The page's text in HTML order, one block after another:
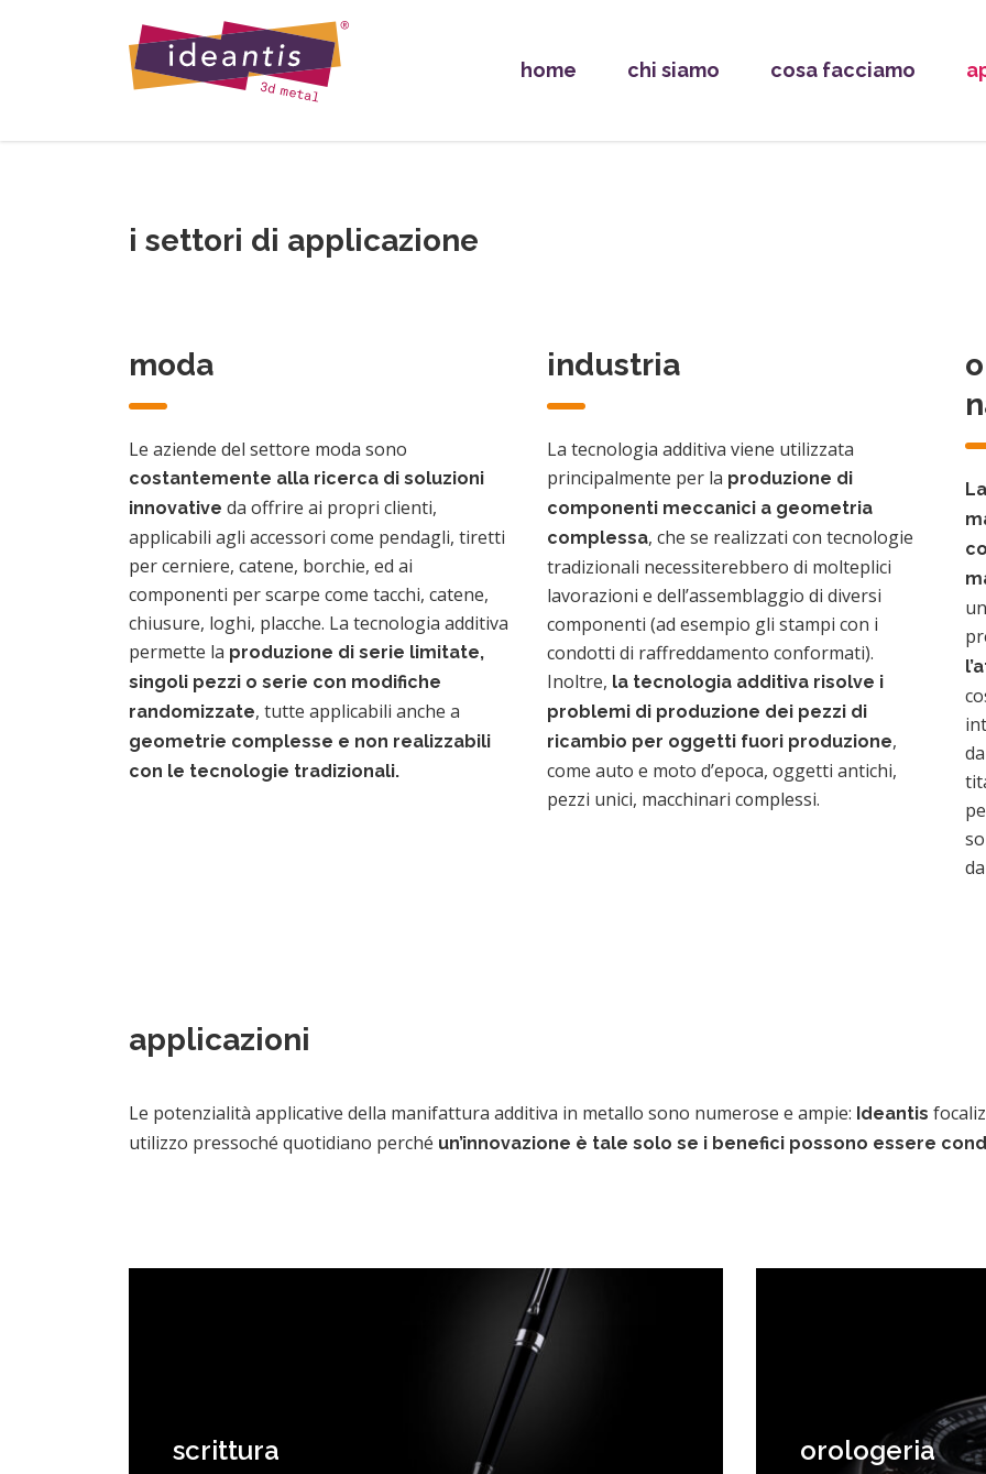
home chi siamo cosa facciamo
i settori di applicazione
moda
Le aziende del settore moda sono
costantemente alla ricerca di soluzioni
innovative da offrire ai propri clienti,
applicabili agli accessori come pendagli, tiretti
per cerniere, catene, borchie, ed ai
componenti per scarpe come tacchi, catene,
chiusure, loghi, placche. La tecnologia additiva
permette la produzione di serie limitate,
singoli pezzi o serie con modifiche
randomizzate, tutte applicabili anche a
geometrie complesse e non realizzabili
con le tecnologie tradizionali.
industria
La tecnologia additiva viene utilizzata
principalmente per la produzione di
componenti meccanici a geometria
complessa, che se realizzati con tecnologie
tradizionali necessiterebbero di molteplici
lavorazioni e dell’assemblaggio di diversi
componenti (ad esempio gli stampi con i
condotti di raffreddamento conformati).
Inoltre, la tecnologia additiva risolve i
problemi di produzione dei pezzi di
ricambio per oggetti fuori produzione,
come auto e moto d’epoca, oggetti antichi,
pezzi unici, macchinari complessi.
applicazioni
Le potenzialità applicative della manifattura additiva in metallo sono numerose e ampie: Ideantis
utilizzo pressoché quotidiano perché un’innovazione è tale solo se i benefici possono essere
scrittura orologeria